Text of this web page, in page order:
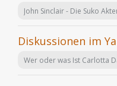
John Sinclair - Die Suko
Diskussionen im